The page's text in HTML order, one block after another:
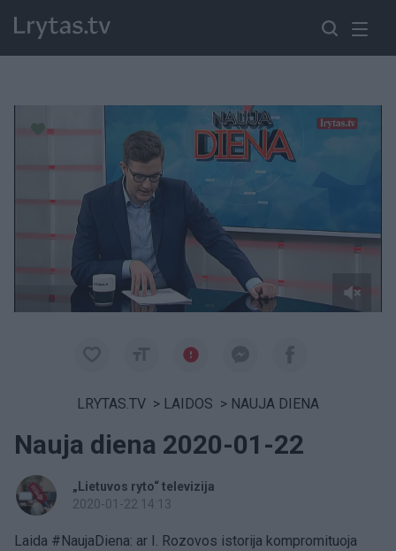
Paremkite Ukrainą
LRYTAS.TV > LAIDOS > NAUJA DIENA
Nauja diena 2020-01-22
„Lietuvos ryto“ televizija
2020-01-22 14:13
Laida #NaujaDiena: ar I. Rozovos istorija kompromituoja